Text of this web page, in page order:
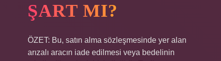
ŞART MI?
ÖZET: Bu, satın alma sözleşmesinde yer alan
arızalı aracın iade edilmesi veya bedelinin